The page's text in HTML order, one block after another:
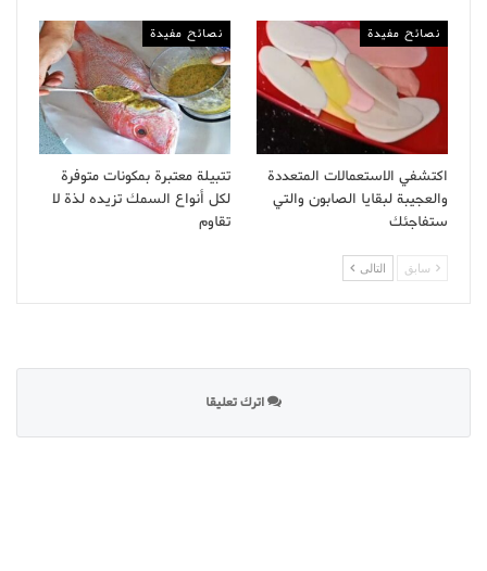
نصائح مفيدة
اكتشفي الاستعمالات المتعددة
والعجيبة لبقايا الصابون والتي
ستفاجئك
نصائح مفيدة
تتبيلة معتبرة بمكونات متوفرة
لكل أنواع السمك تزيده لذة لا
تقاوم
سابق التالى
اترك تعليقا